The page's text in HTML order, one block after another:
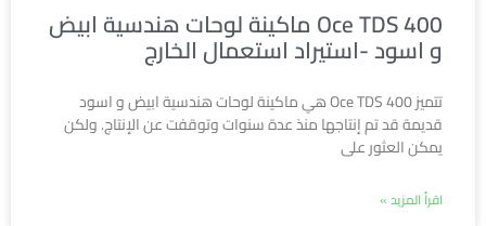
Oce TDS 400 ماكينة لوحات هندسية ابيض
و اسود -استيراد استعمال الخارج
تتميز Oce TDS 400 هي ماكينة لوحات هندسية ابيض و اسود
قديمة قد تم إنتاجها منذ عدة سنوات وتوقفت عن الإنتاج. ولكن
يمكن العثور على
اقرأ المزيد »